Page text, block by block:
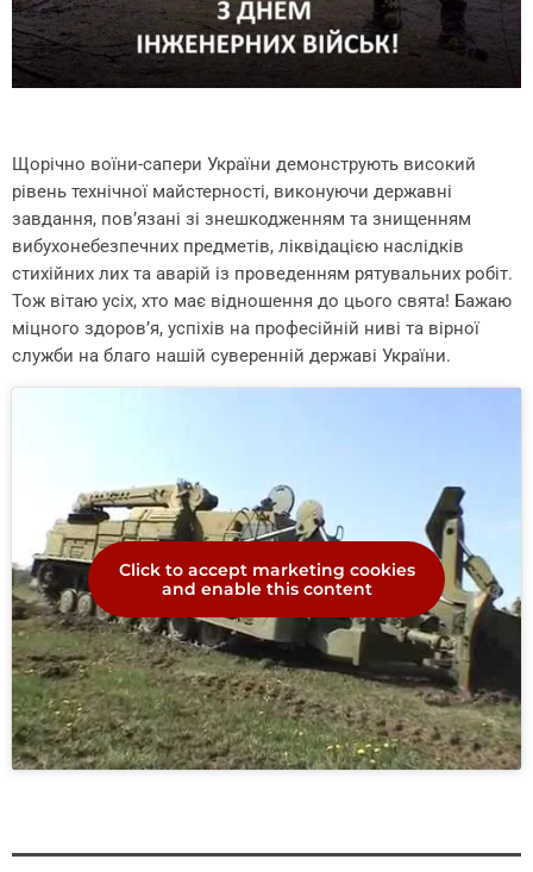
Щорічно воїни-сапери України демонструють високий
рівень технічної майстерності, виконуючи державні
завдання, пов’язані зі знешкодженням та знищенням
вибухонебезпечних предметів, ліквідацією наслідків
стихійних лих та аварій із проведенням рятувальних робіт.
Тож вітаю усіх, хто має відношення до цього свята! Бажаю
міцного здоров’я, успіхів на професійній ниві та вірної
служби на благо нашій суверенній державі України.
Click to accept marketing cookies
and enable this content